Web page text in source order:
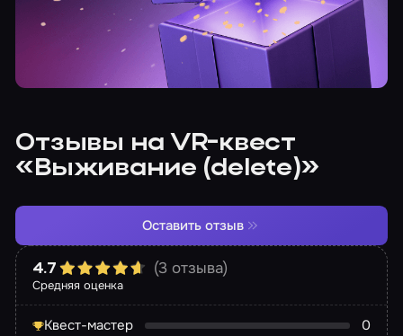
Отзывы на VR-квест
«Выживание (delete)»
Средняя оценка
4.7 (3 отзыва)
Квест-мастер
0
Оставить отзыв